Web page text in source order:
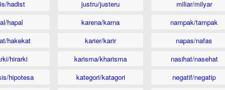
hadist
hapal
hakekat
hirarki
hipotesa
justru/justeru
karena/karna
karier/karir
karisma/kharisma
kategori/katagori
miliar/milyar
nampak/tampak
napas/nafas
nasihat/nasehat
negatif/negatip